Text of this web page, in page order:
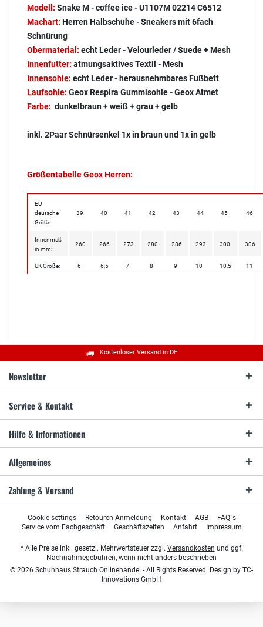
Modell: Snake M - coffee ice - U1107M 02214 C6512
Machart: Herren Halbschuhe - Sneakers mit 6fach
Schnürung
Obermaterial: echt Leder - Velourleder / Suede + Mesh
Innenfutter: atmungsaktives Textil - Mesh
Innensohle: echt Leder - herausnehmbares Fußbett
Laufsohle: Geox Respira Gummisohle - Geox Atmet
Farbe: dunkelbraun + weiß + grau + gelb
inkl. 2Paar Schnürsenkel 1x in braun und 1x in gelb
Größentabelle Geox Herren:
EU
deutsche
Größe:
39 40 41 42 43 44 45 46
Innenmaß
in mm:
260 266 273 280 286 293 300 306
UK Größe: 6 6,5 7 8 9 10 10,5 11
Kostenloser Versand in DE
Newsletter
Service & Kontakt
Hilfe & Informationen
Allgemeines
Zahlung & Versand
Cookie settings Retouren-Anmeldung Kontakt AGB
FAQ´s
Service vom Fachgeschäft
Geschäftszeiten Anfahrt Impressum
* Alle Preise inkl. gesetzl. Mehrwertsteuer zzgl. Versandkosten und ggf.
Nachnahmegebühren, wenn nicht anders beschrieben
© 2026 Schuhhaus Strauch Onlinehandel - All Rights Reserved. Design by TC-
Innovations GmbH